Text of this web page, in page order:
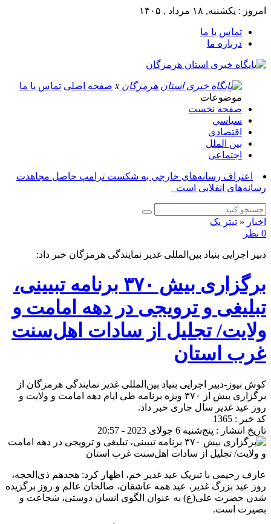
امروز : یکشنبه, ۱۸ مرداد , ۱۴۰۵
تماس با ما
درباره ما
x صفحه اصلی تماس با ما
موضوعات
صفحه نخست
سیاسی
اقتصادی
بین الملل
اجتماعی
اعتراف رسانه‌های خارجی به شکست ترامپ حاصل مجاهدت
رسانه‌های انقلابی است_
اخبار « تیتر یک
0 نظر
دبیر اجرایی بنیاد بین‌المللی غدیر نمایندگی هرمزگان خبر داد:
برگزاری بیش ۳۷۰ برنامه تبیینی،
تبلیغی و ترویجی در دهه امامت و
ولایت/ تجلیل از سادات اهل‌سنت
غرب استان
کوش نیوز-دبیر اجرایی بنیاد بین‌المللی غدیر نمایندگی هرمزگان از
برگزاری بیش از ۳۷۰ ویژه برنامه طی ایام دهه امامت و ولایت و
روز عید غدیر سال جاری خبر داد.
کد خبر : 1365
تاریخ انتشار : پنج‌شنبه 6 جولای 2023 - 20:57
عارف رحیمی با تبریک عید غدیر خم، اظهار کرد: هجدهم ذی‌الحجه،
روز عید بزرگ غدیر، عید همه عاشقان، صالحان عالم و روز برگزیده
شدن حضرت علی(ع) به عنوان الگوی انسان دوستی، شجاعت و
بصیرت است.